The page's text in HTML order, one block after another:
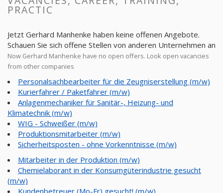
PRACTIC
Jetzt Gerhard Manhenke haben keine offenen Angebote.
Schauen Sie sich offene Stellen von anderen Unternehmen an
Now Gerhard Manhenke have no open offers. Look open vacancies
from other companies
Personalsachbearbeiter für die Zeugniserstellung (m/w)
Kurierfahrer / Paketfahrer (m/w)
Anlagenmechaniker für Sanitär-, Heizung- und
Klimatechnik (m/w)
WIG - Schweißer (m/w)
Produktionsmitarbeiter (m/w)
Sicherheitsposten - ohne Vorkenntnisse (m/w)
Mitarbeiter in der Produktion (m/w)
Chemielaborant in der Konsumgüterindustrie gesucht
(m/w)
Kundenbetreuer (Mo-Fr) gesucht! (m/w)